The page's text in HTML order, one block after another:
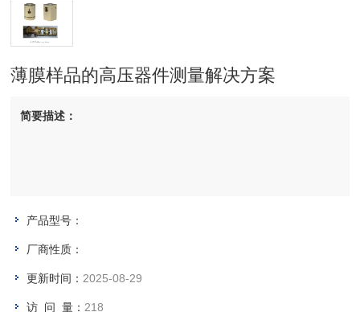
薄膜样品的高压器件测量解决方案
简要描述：
产品型号：
厂商性质：
更新时间： 2025-08-29
访 问 量： 218